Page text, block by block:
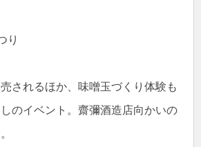
り
されるほか、味噌玉づくり体験も
のイベント。齋彌酒造店向かいの